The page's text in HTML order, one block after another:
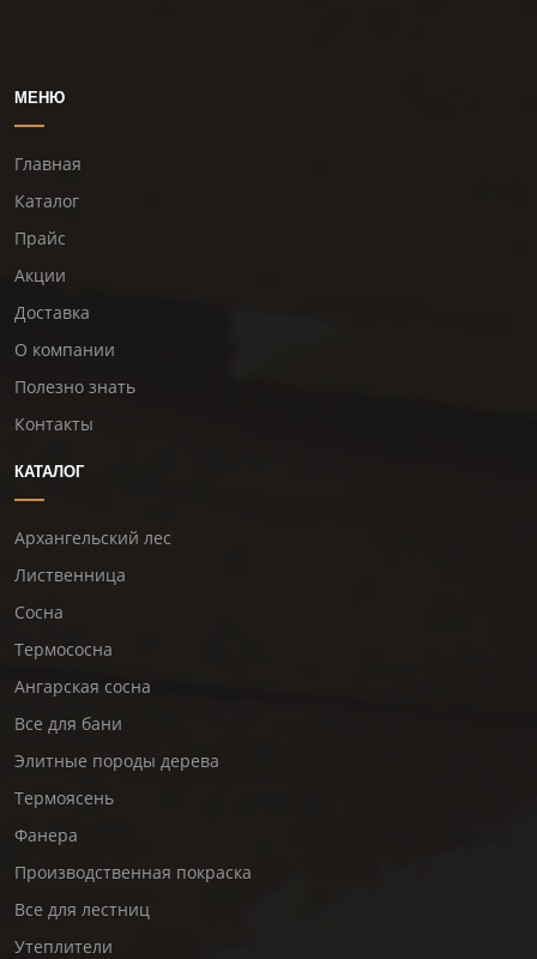
МЕНЮ
Главная
Каталог
Прайс
Акции
Доставка
О компании
Полезно знать
Контакты
КАТАЛОГ
Архангельский лес
Лиственница
Сосна
Термососна
Ангарская сосна
Все для бани
Элитные породы дерева
Термоясень
Фанера
Производственная покраска
Все для лестниц
Утеплители